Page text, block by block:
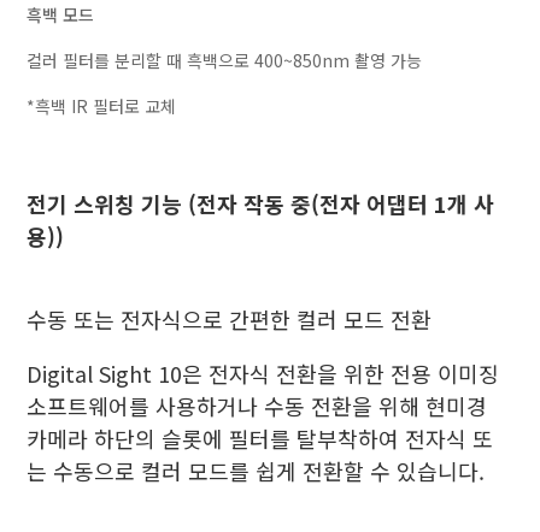
흑백 모드
컬러 필터를 분리할 때 흑백으로 400~850nm 촬영 가능
*흑백 IR 필터로 교체
전기 스위칭 기능 (전자 작동 중(전자 어댑터 1개 사
용))
수동 또는 전자식으로 간편한 컬러 모드 전환
Digital Sight 10은 전자식 전환을 위한 전용 이미징
소프트웨어를 사용하거나 수동 전환을 위해 현미경
카메라 하단의 슬롯에 필터를 탈부착하여 전자식 또
는 수동으로 컬러 모드를 쉽게 전환할 수 있습니다.